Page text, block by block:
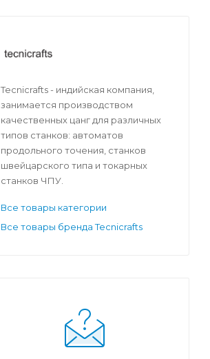
Tecnicrafts - индийская компания,
занимается производством
качественных цанг для различных
типов станков: автоматов
продольного точения, станков
швейцарского типа и токарных
станков ЧПУ.
Все товары категории
Все товары бренда Tecnicrafts